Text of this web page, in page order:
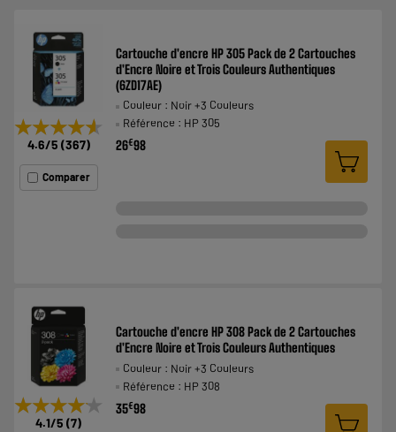
★★★★★
★★★★★
4.6/5 (367)
Comparer
Cartouche d'encre HP 305 Pack de 2 Cartouches
d'Encre Noire et Trois Couleurs Authentiques
(6ZD17AE)
Couleur : Noir +3 Couleurs
Référence : HP 305
26€98
★★★★★
★★★★★
4.1/5 (7)
Cartouche d'encre HP 308 Pack de 2 Cartouches
d'Encre Noire et Trois Couleurs Authentiques
Couleur : Noir +3 Couleurs
Référence : HP 308
35€98